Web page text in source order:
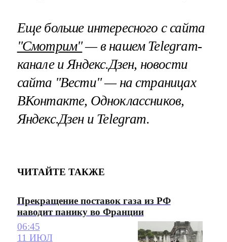
Еще больше интересного с сайта
"Смотрим"— в нашем Telegram-
канале и Яндекс.Дзен, новости
сайта "Вести" — на страницах
ВКонтакте, Одноклассников,
Яндекс.Дзен и Telegram.
ЧИТАЙТЕ ТАКЖЕ
Прекращение поставок газа из РФ
наводит панику во Франции
06:45
11 ИЮЛ